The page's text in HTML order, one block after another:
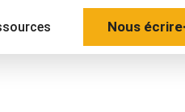
Nous écrire